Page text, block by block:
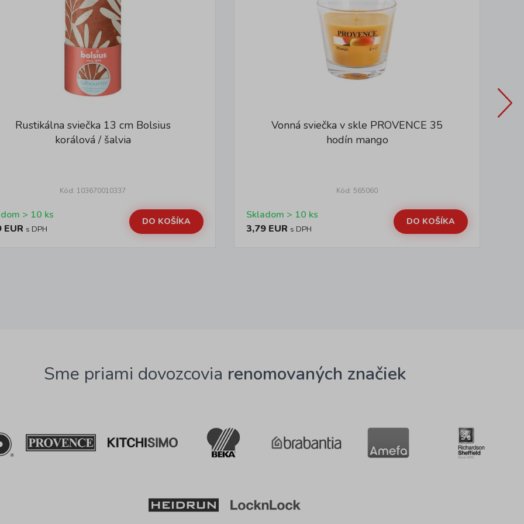
Rustikálna sviečka 13 cm Bolsius
korálová / šalvia
Kód: 103670010337
Skladom > 10 ks
EUR s DPH
DO KOŠÍKA
Vonná sviečka v skle PROVENCE 35
hodín mango
Kód: 565060
Skladom > 10 ks
3,79 EUR s DPH
DO KOŠÍKA
Sme priami dovozcovia renomovaných značiek